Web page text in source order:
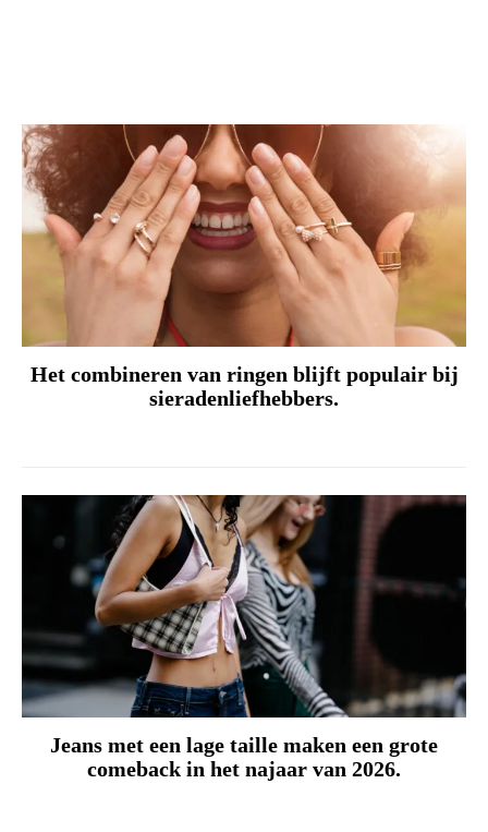
Het combineren van ringen blijft populair bij
sieradenliefhebbers.
Jeans met een lage taille maken een grote
comeback in het najaar van 2026.